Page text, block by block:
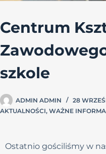
Centrum
szkole
ADMIN ADMIN
28
AKTUALNOŚCI, WAŻNE
Ostatnio gościliśmy w